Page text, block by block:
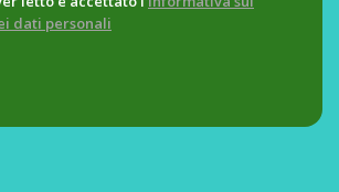
dati personali